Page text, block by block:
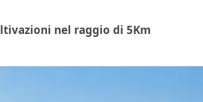
nel raggio di 5Km